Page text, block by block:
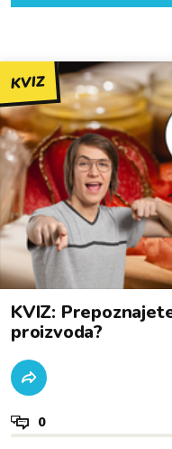
KVIZ
KVIZ:
proizvoda?
0